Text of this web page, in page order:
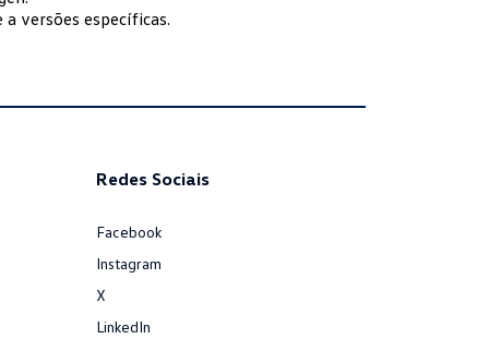
versões específicas.
Redes Sociais
Facebook
Instagram
X
LinkedIn